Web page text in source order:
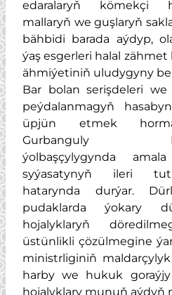
edaralaryň kömekçi
mallaryň we guşlaryň
bähbidi barada aýdyp,
ýaş esgerleri halal
ähmiýetiniň uludygyny
Bar bolan serişdeleri
peýdalanmagyň
üpjün etmek
Gurbanguly
ýolbaşçylygynda
syýasatynyň ileri
hatarynda durýar.
pudaklarda ýokary
hojalyklaryň
üstünlikli çözülmegine
ministrliginiň
harby we hukuk
hojalyklary munuň aýdyň